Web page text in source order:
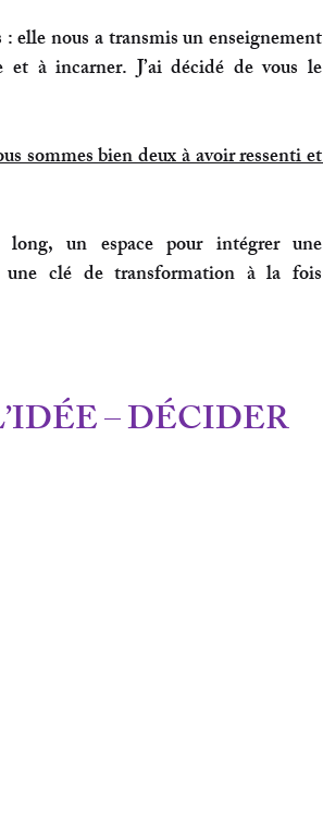
: elle nous a transmis un enseignement
et à incarner. J’ai décidé de vous le
sommes bien deux à avoir ressenti et
long, un espace pour intégrer une
clé de transformation à la fois
– DÉCIDER